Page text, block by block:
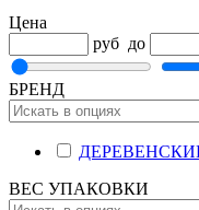
Цена
руб до
БРЕНД
ВЕС УПАКОВКИ